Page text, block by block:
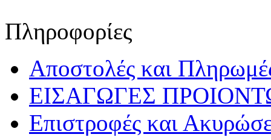
Πληροφορίες
Αποστολές και
ΕΙΣΑΓΩΓΕΣ
Επιστροφές και